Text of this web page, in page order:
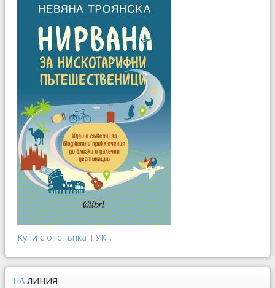
Купи с отстъпка ТУК...
НА ЛИНИЯ